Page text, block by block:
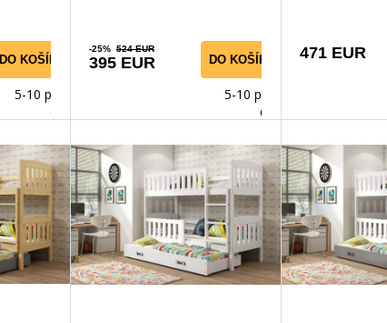
DO KOŠÍKA
5-10 prac.
dnů
-25% 524 EUR
395 EUR DO KOŠÍKA
5-10 prac.
dnů
471 EUR